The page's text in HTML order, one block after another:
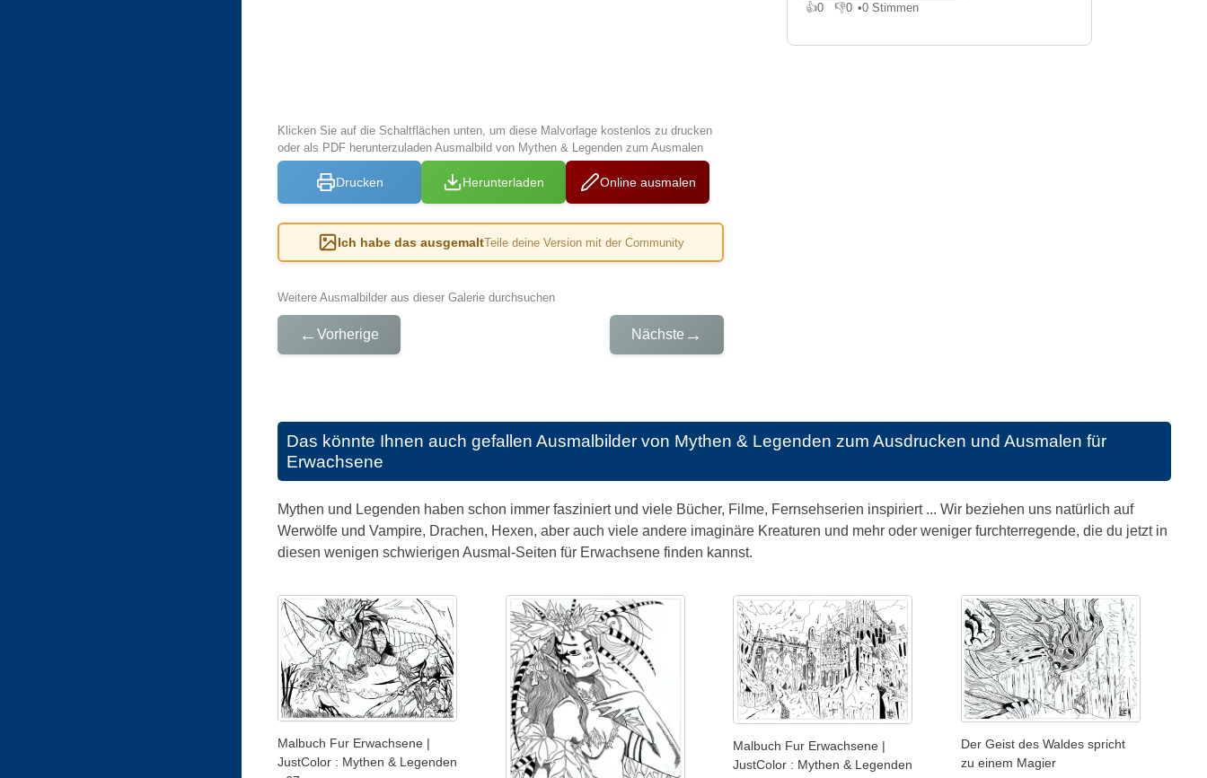
Klicken Sie auf die Schaltflächen unten, um diese Malvorlage kostenlos zu drucken
oder als PDF herunterzuladen Ausmalbild von Mythen & Legenden zum Ausmalen
Drucken Herunterladen Online ausmalen
Ich habe das ausgemaltTeile deine Version mit der Community
Weitere Ausmalbilder aus dieser Galerie durchsuchen
← Vorherige Nächste →
👍0
Gefällt mir
👎0
Gefällt mir nicht
•0 Stimmen
Das könnte Ihnen auch gefallen Ausmalbilder von Mythen & Legenden zum Ausdrucken und Ausmalen für
Erwachsene
Mythen und Legenden haben schon immer fasziniert und viele Bücher, Filme, Fernsehserien inspiriert ... Wir beziehen uns natürlich auf
Werwölfe und Vampire, Drachen, Hexen, aber auch viele andere imaginäre Kreaturen und mehr oder weniger furchterregende, die du jetzt in
diesen wenigen schwierigen Ausmal-Seiten für Erwachsene finden kannst.
Malbuch Fur Erwachsene |
JustColor : Mythen & Legenden
Malbuch Fur Erwachsene |
JustColor : Mythen & Legenden
Der Geist des Waldes spricht
zu einem Magier